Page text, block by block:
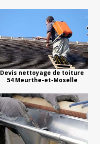
Devis nettoyage de toiture
54 Meurthe-et-Moselle